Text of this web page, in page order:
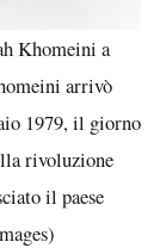
Khomeini a
arrivò
1979, il giorno
rivoluzione
il paese